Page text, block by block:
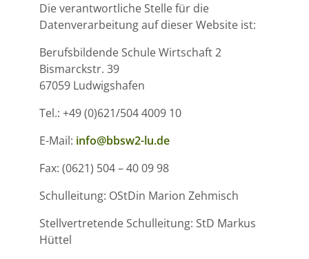
Die verantwortliche Stelle für die
Datenverarbeitung auf dieser Website ist:
Berufsbildende Schule Wirtschaft 2
Bismarckstr. 39
67059 Ludwigshafen
Tel.: +49 (0)621/504 4009 10
E-Mail: info@bbsw2-lu.de
Fax: (0621) 504 – 40 09 98
Schulleitung: OStDin Marion Zehmisch
Stellvertretende Schulleitung: StD Markus
Hüttel